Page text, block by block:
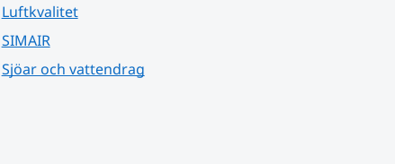
Luftkvalitet
SIMAIR
Sjöar och vattendrag